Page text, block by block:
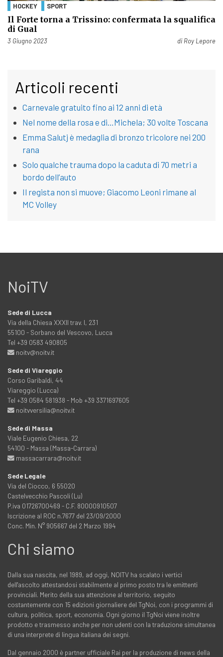
HOCKEY SPORT
Il Forte torna a Trissino: confermata la squalifica
di Gual
Pubblicato il
3 Giugno 2023 di Roy Lepore
Articoli recenti
Carnevale gratuito fino ai 12 anni di età
Nel nome della rosa e di…Michela; 30 volte Toscana
Emma Salutj è medaglia di bronzo tricolore nei 200
rana
Solo qualche trauma dopo la caduta di 70 metri a
bordo dell’auto
Il regista non si muove; Giacomo Leoni rimane al
MC Volley
NoiTV
Sede di Lucca
Via della Chiesa XXXII trav. I, 231
55100 - Sorbano del Vescovo, Lucca
Tel +39 0583 490805
noitv@noitv.it
Sede di Viareggio
Corso Garibaldi, 44
Viareggio (Lucca)
Tel +39 0584 581938 - Mob +39 3371697605
noitvversilia@noitv.it
Sede di Massa
Viale Eugenio Chiesa, 22
54100 - Massa (Massa-Carrara)
massacarrara@noitv.it
Sede Legale
Via del Ciocco, 6 55020
Castelvecchio Pascoli (Lu)
P.iva 01726700469 - C.F. 80000910507
Iscrizione al ROC n.7677 del 23/09/2000
Conc. Min. N° 905667 del 2 Marzo 1994
Chi siamo
Dalla sua nascita, nel 1989, ad oggi, NOITV ha scalato i vertici
dell'ascolto attestandosi stabilmente al primo posto tra le emittenti
provinciali. Merito della sua attenzione al territorio, seguito
costantemente con 15 edizioni giornaliere del TgNoi, con i programmi di
cultura, politica, sport, economia. Ogni giorno il TgNoi viene inoltre
prodotto e trasmesso anche per non udenti con la traduzione simultanea
di una interprete di lingua italiana dei segni.
Dal gennaio 2000 è partner ufficiale Rai per la produzione di news della